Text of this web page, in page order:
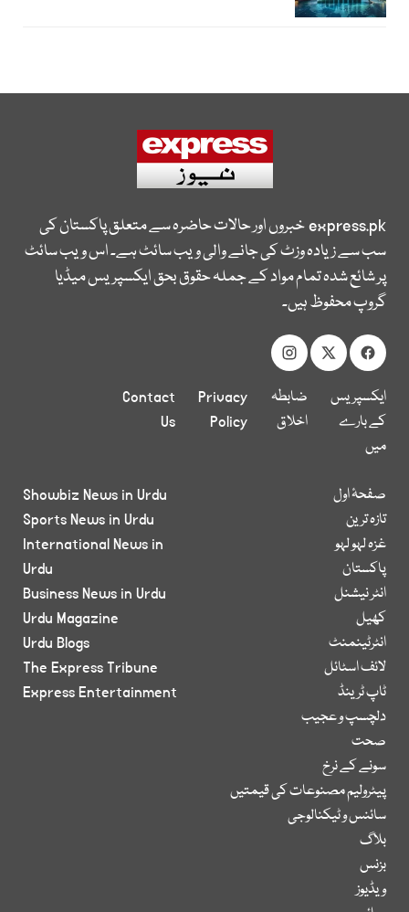
express.pkخبروں اور حالات حاضرہ سے متعلق پاکستان کی
سب سے زیادہ وزٹ کی جانے والی ویب سائٹ ہے۔ اس ویب سائٹ
پر شائع شدہ تمام مواد کے جملہ حقوق بحق ایکسپریس میڈیا
گروپ محفوظ ہیں۔
ایکسپریس
کے بارے
میں
ضابطہ
اخلاق
Privacy
Policy
Contact
Us
صفحۂ اول
تازہ ترین
غزہ لہو لہو
پاکستان
انٹر نیشنل
کھیل
انٹرٹینمنٹ
لائف اسٹائل
ٹاپ ٹرینڈ
دلچسپ و عجیب
صحت
سونے کے نرخ
پیٹرولیم مصنوعات کی قیمتیں
سائنس و ٹیکنالوجی
بلاگ
بزنس
ویڈیوز
Showbiz News in Urdu
Sports News in Urdu
International News in
Urdu
Business News in Urdu
Urdu Magazine
Urdu Blogs
The Express Tribune
Express Entertainment